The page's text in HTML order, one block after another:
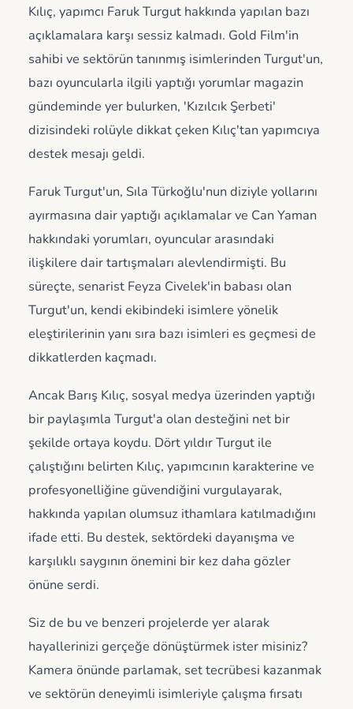
Kılıç, yapımcı Faruk Turgut hakkında yapılan bazı
açıklamalara karşı sessiz kalmadı. Gold Film'in
sahibi ve sektörün tanınmış isimlerinden Turgut'un,
bazı oyuncularla ilgili yaptığı yorumlar magazin
gündeminde yer bulurken, 'Kızılcık Şerbeti'
dizisindeki rolüyle dikkat çeken Kılıç'tan yapımcıya
destek mesajı geldi.
Faruk Turgut'un, Sıla Türkoğlu'nun diziyle yollarını
ayırmasına dair yaptığı açıklamalar ve Can Yaman
hakkındaki yorumları, oyuncular arasındaki
ilişkilere dair tartışmaları alevlendirmişti. Bu
süreçte, senarist Feyza Civelek'in babası olan
Turgut'un, kendi ekibindeki isimlere yönelik
eleştirilerinin yanı sıra bazı isimleri es geçmesi de
dikkatlerden kaçmadı.
Ancak Barış Kılıç, sosyal medya üzerinden yaptığı
bir paylaşımla Turgut'a olan desteğini net bir
şekilde ortaya koydu. Dört yıldır Turgut ile
çalıştığını belirten Kılıç, yapımcının karakterine ve
profesyonelliğine güvendiğini vurgulayarak,
hakkında yapılan olumsuz ithamlara katılmadığını
ifade etti. Bu destek, sektördeki dayanışma ve
karşılıklı saygının önemini bir kez daha gözler
önüne serdi.
Siz de bu ve benzeri projelerde yer alarak
hayallerinizi gerçeğe dönüştürmek ister misiniz?
Kamera önünde parlamak, set tecrübesi kazanmak
ve sektörün deneyimli isimleriyle çalışma fırsatı